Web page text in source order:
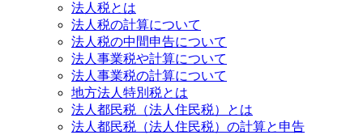
法人税とは
法人税の計算について
法人税の中間申告について
法人事業税や計算について
法人事業税の計算について
地方法人特別税とは
法人都民税（法人住民税）とは
法人都民税（法人住民税）の計算と申告